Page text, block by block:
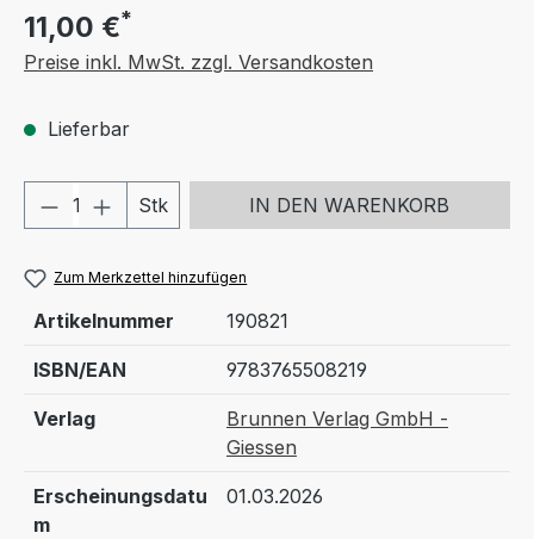
11,00 €*
Preise inkl. MwSt. zzgl. Versandkosten
Lieferbar
Produkt Anzahl: Gib den
Stk IN DEN WARENKORB
Zum Merkzettel hinzufügen
Artikelnummer 190821
ISBN/EAN 9783765508219
Verlag
Brunnen Verlag GmbH -
Giessen
Erscheinungsdatu
m
01.03.2026